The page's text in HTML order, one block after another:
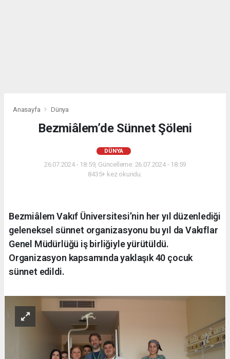
Anasayfa Dünya
Bezmiâlem’de Sünnet Şöleni
DÜNYA
26.07.2024 - 18:59, Güncelleme: 26.07.2024 - 18:59
8435+ kez okundu.
Bezmiâlem Vakıf Üniversitesi’nin her yıl düzenlediği
geleneksel sünnet organizasyonu bu yıl da Vakıflar
Genel Müdürlüğü iş birliğiyle yürütüldü.
Organizasyon kapsamında yaklaşık 40 çocuk
sünnet edildi.